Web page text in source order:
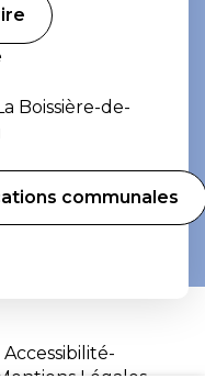
Boissière-de-
communales
Accessibilité